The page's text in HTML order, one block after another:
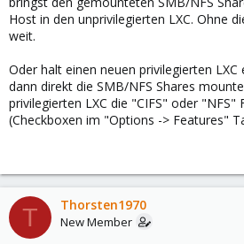
Host in den unprivilegierten LXC. Ohne
weit.
Oder halt einen neuen privilegierten
dann direkt die SMB/NFS Shares
privilegierten LXC die "CIFS" oder
(Checkboxen im "Options -> Features"
T Thorsten1970
New Member